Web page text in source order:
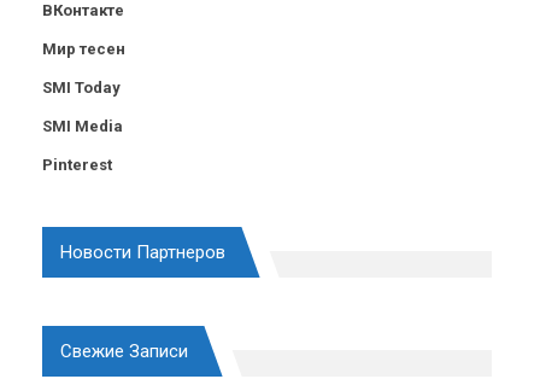
ВКонтакте
Мир тесен
SMI Today
SMI Media
Pinterest
Новости Партнеров
Свежие Записи